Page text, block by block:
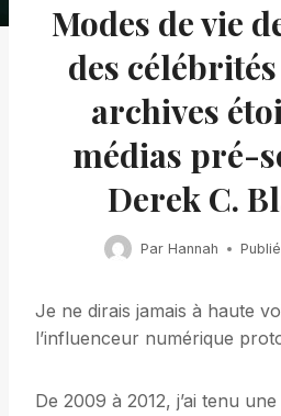
Modes de vie
des
archives
médias pré-
Derek C.
Par Hannah
Je ne dirais jamais à haute
l’influenceur numérique
De 2009 à 2012, j’ai tenu